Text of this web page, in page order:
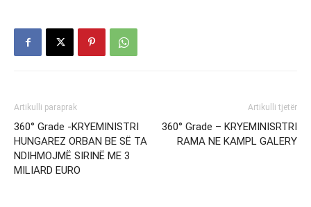
Artikulli paraprak
360° Grade -KRYEMINISTRI
HUNGAREZ ORBAN BE SË TA
NDIHMOJMË SIRINË ME 3
MILIARD EURO
Artikulli tjetër
360° Grade – KRYEMINISRTRI
RAMA NE KAMPL GALERY